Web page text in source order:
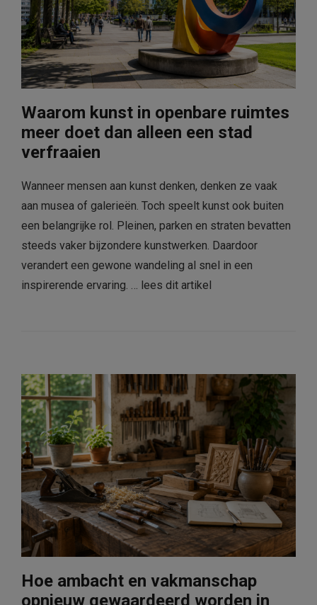
Waarom kunst in openbare ruimtes
meer doet dan alleen een stad
verfraaien
Wanneer mensen aan kunst denken, denken ze vaak
aan musea of galerieën. Toch speelt kunst ook buiten
een belangrijke rol. Pleinen, parken en straten bevatten
steeds vaker bijzondere kunstwerken. Daardoor
verandert een gewone wandeling al snel in een
inspirerende ervaring. … lees dit artikel
Hoe ambacht en vakmanschap
opnieuw gewaardeerd worden in